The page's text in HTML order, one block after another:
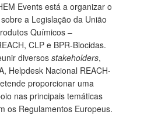
Events está a organizar o
a Legislação da União
Químicos –
CLP e BPR-Biocidas.
diversos stakeholders,
Helpdesk Nacional REACH-
proporcionar uma
nas principais temáticas
os Regulamentos Europeus.